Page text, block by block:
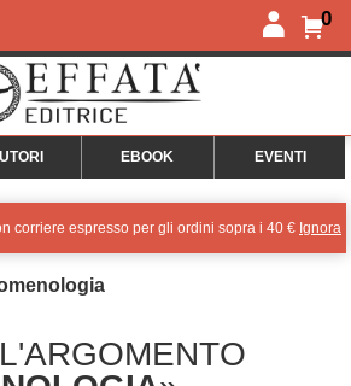
0
EBOOK EVENTI
corriere espresso per gli ordini sopra i 40 € Ignora